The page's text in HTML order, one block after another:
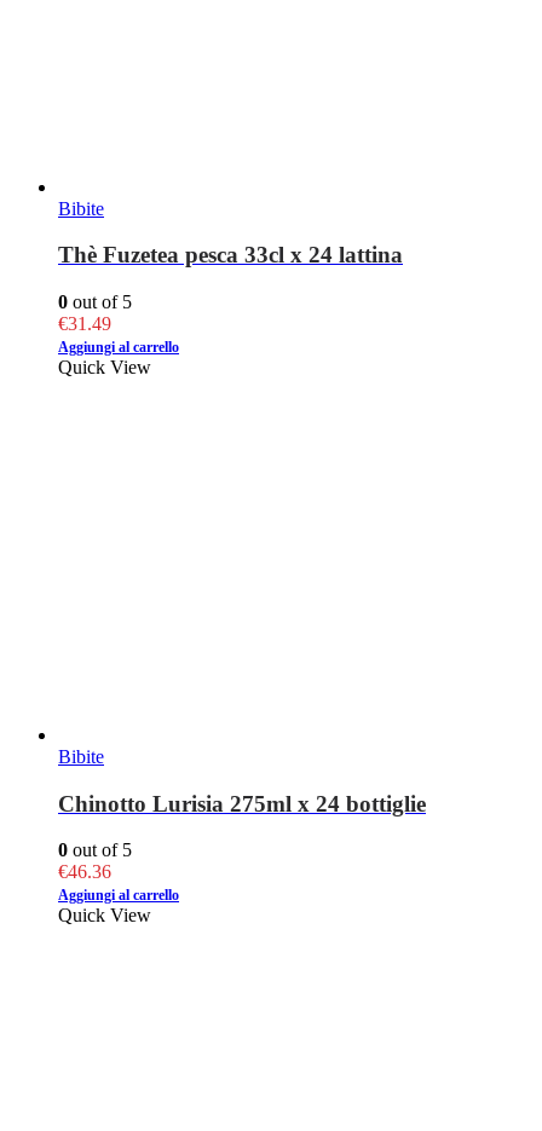
Bibite
Thè Fuzetea pesca 33cl x 24 lattina
0 out of 5
€31.49
Aggiungi al carrello
Quick View
Bibite
Chinotto Lurisia 275ml x 24 bottiglie
0 out of 5
€46.36
Aggiungi al carrello
Quick View